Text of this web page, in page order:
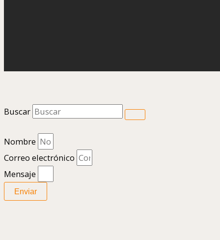
Buscar
Nombre
Correo electrónico
Mensaje
Enviar